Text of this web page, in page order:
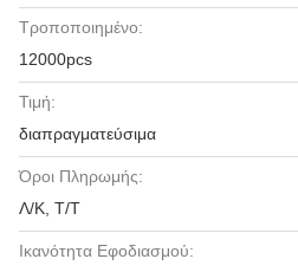
Τροποποιημένο:
12000pcs
Τιμή:
διαπραγματεύσιμα
Όροι Πληρωμής:
Λ/Κ, Τ/Τ
Ικανότητα Εφοδιασμού: